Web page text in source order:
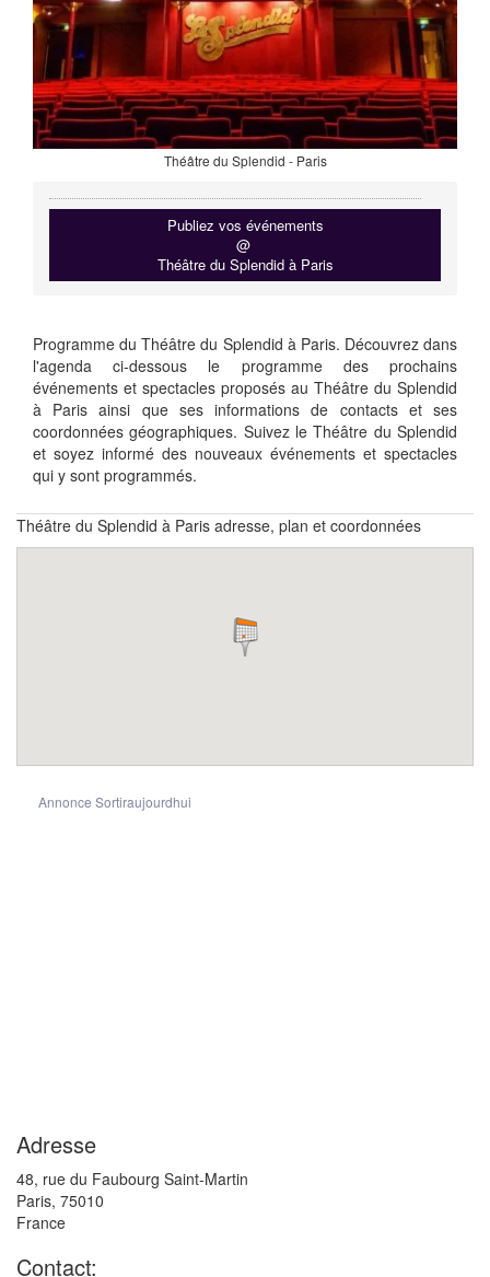
Théâtre du Splendid - Paris
Publiez vos événements
@
Théâtre du Splendid à Paris
Programme du Théâtre du Splendid à Paris. Découvrez dans
l'agenda ci-dessous le programme des prochains
événements et spectacles proposés au Théâtre du Splendid
à Paris ainsi que ses informations de contacts et ses
coordonnées géographiques. Suivez le Théâtre du Splendid
et soyez informé des nouveaux événements et spectacles
qui y sont programmés.
Théâtre du Splendid à Paris adresse, plan et coordonnées
Annonce Sortiraujourdhui
Adresse
48, rue du Faubourg Saint-Martin
Paris, 75010
France
Contact: